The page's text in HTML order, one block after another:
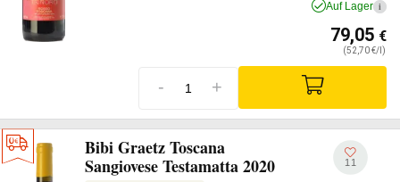
Auf Lager i
79,05 €
(52,70 €/l)
- +
Bibi Graetz Toscana
Sangiovese Testamatta 2020
11